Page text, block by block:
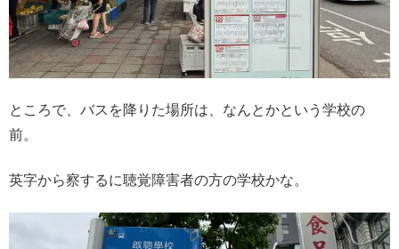
ところで、バスを降りた場所は、なんとかという学校の
前。
英字から察するに聴覚障害者の方の学校かな。